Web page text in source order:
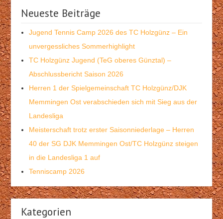
Neueste Beiträge
Jugend Tennis Camp 2026 des TC Holzgünz – Ein
unvergessliches Sommerhighlight
TC Holzgünz Jugend (TeG oberes Günztal) –
Abschlussbericht Saison 2026
Herren 1 der Spielgemeinschaft TC Holzgünz/DJK
Memmingen Ost verabschieden sich mit Sieg aus der
Landesliga
Meisterschaft trotz erster Saisonniederlage – Herren
40 der SG DJK Memmingen Ost/TC Holzgünz steigen
in die Landesliga 1 auf
Tenniscamp 2026
Kategorien